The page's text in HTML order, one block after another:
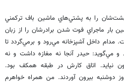
را به پشتي‌هاي ماشين باف تركمني
بار ماجراي فوت شدن برادرشان را از زبان
مدام داخل آشپزخانه مي‌رود و برمي‌گردد تا
و مي‌گويد: حيدر آنجا نه مغازه داشت و نه
نيايد. اتاق كارش در طبقه همكف بود.
دوشنبه بيرون آوردند. من همراه خواهرم